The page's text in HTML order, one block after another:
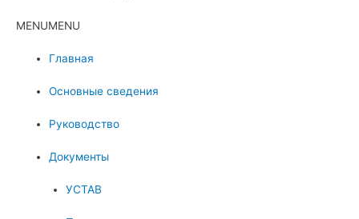
MENUMENU
Главная
Основные сведения
Руководство
Документы
УСТАВ